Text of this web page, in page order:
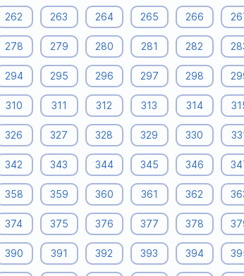
262 263 264 265 266
278 279 280 281 282
294 295 296 297 298
310 311 312 313 314
326 327 328 329 330
342 343 344 345 346
358 359 360 361 362
374 375 376 377 378
390 391 392 393 394